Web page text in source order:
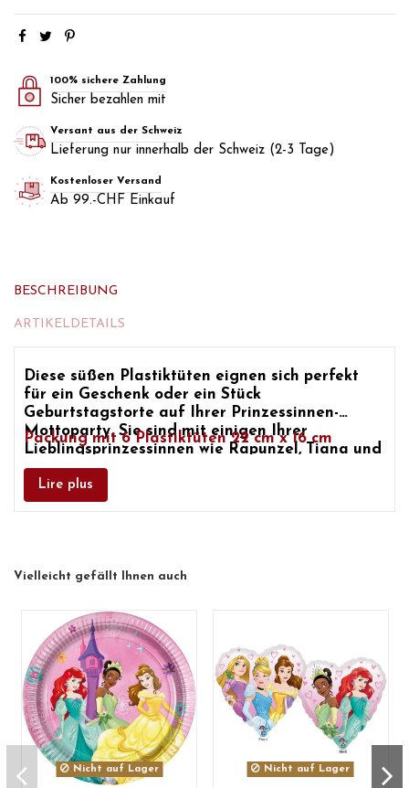
100% sichere Zahlung
Sicher bezahlen mit
Versant aus der Schweiz
Lieferung nur innerhalb der Schweiz (2-3 Tage)
Kostenloser Versand
Ab 99.-CHF Einkauf
BESCHREIBUNG
ARTIKELDETAILS
Diese süßen Plastiktüten eignen sich perfekt
für ein Geschenk oder ein Stück
Geburtstagstorte auf Ihrer Prinzessinnen-
Mottoparty.Sie sind mit einigen Ihrer
Lieblingsprinzessinnen wie Rapunzel, Tiana und
Arielle bedruckt.
Packung mit 6 Plastiktüten 22 cm x 16 cm
Lire plus
Vielleicht gefällt Ihnen auch
Nicht auf Lager Nicht auf Lager